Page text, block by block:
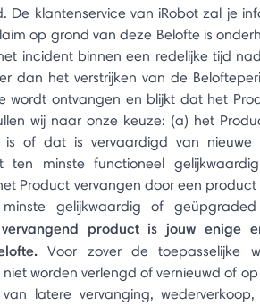
klantenservice van iRobot zal je
op grond van deze Belofte is
incident binnen een redelijke tijd
dan het verstrijken van de
wordt ontvangen en blijkt dat het
wij naar onze keuze: (a) het
of dat is vervaardigd van nieuwe
ten minste functioneel
Product vervangen door een
gelijkwaardig of
product is jouw enige
Voor zover de toepasselijke
worden verlengd of vernieuwd of
latere vervanging,